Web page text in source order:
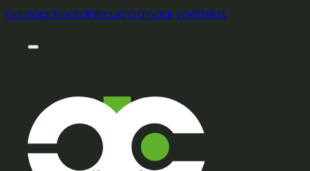
Ga naar hoofdinhoud Ga naar voettekst